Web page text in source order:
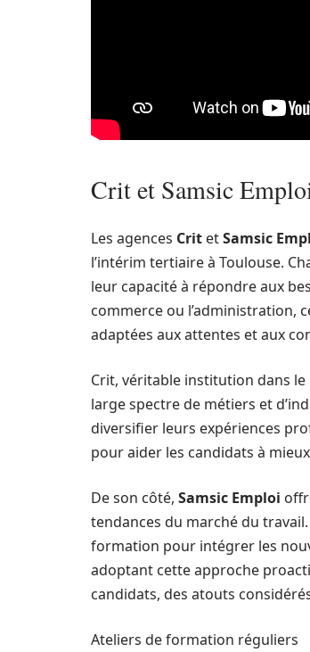
Crit et Samsic
Les agences Crit etSamsic
l’intérim tertiaire à Toulouse.
leur capacité à répondre aux
commerce ou l’administration,
adaptées aux attentes et aux
Crit, véritable institution dans le
large spectre de métiers et
diversifier leurs expériences
pour aider les candidats à
De son côté, Samsic Emploi
tendances du marché du
formation pour intégrer les
adoptant cette approche
candidats, des atouts
Ateliers de formation réguliers